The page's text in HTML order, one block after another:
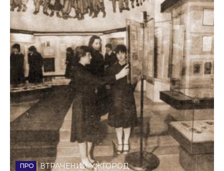
Соціум
Спорт
Стиль життя
Втрачений Ужгород
Втрачений Ужгород (відеоверсія)
ЗАКАРПАТСЬКІ НОВИНИ
ВТРАЧЕНИЙ УЖГОРОД